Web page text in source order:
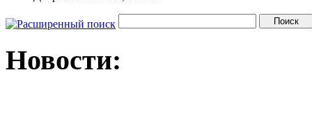
Новости: